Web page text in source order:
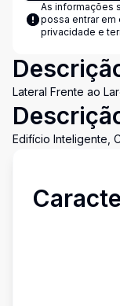
As informações
possa entrar em
privacidade e
Lateral Frente ao
Edifício Inteligente,